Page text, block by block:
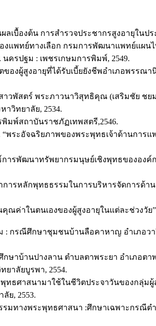
บื้องต้น การสำรวจประชากรสูงอายุในปร
แพทย์ทางเลือก กรมการพัฒนาแพทย์แผน
ครปฐม : เพชรเกษมการพิมพ์, 2549.
งผู้สูงอายุที่ได้รับเบี้ยยังชีพอำเภอพรรณ
พัสตร์ พระภาวนาวิสุทธิคุณ (เสริมชัย ชย
วิทยาลัย, 2534.
มพ์สถาบันราชภัฏเทพสตรี,2546.
ะอัจฉริยภาพของพระพุทธเจ้าด้านการแ
รพัฒนาทรัพยากรมนุษย์เชิงพุทธขององค์
รหลักพุทธธรรมในการบริหารจัดการด้า
คุณค่าในตนเองของผู้สูงอายุในแต่ละช่ว
: กรณีศึกษาชุมชนบ้านลือคาหาญ อำเภ
าบ้านปางลาน ตำบลตาพระยา อำเภอต
าลัยบูรพา, 2554.
ธศาสนามาใช้ในชีวิตประจาวันของกลุ่ม
ย, 2553.
มทางพระพุทธศาสนา :ศึกษาเฉพาะกร